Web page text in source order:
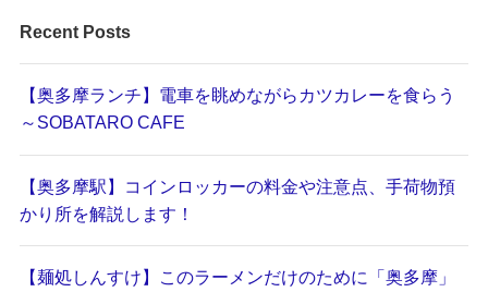
Recent Posts
【奥多摩ランチ】電車を眺めながらカツカレーを食らう
～SOBATARO CAFE
【奥多摩駅】コインロッカーの料金や注意点、手荷物預
かり所を解説します！
【麺処しんすけ】このラーメンだけのために「奥多摩」